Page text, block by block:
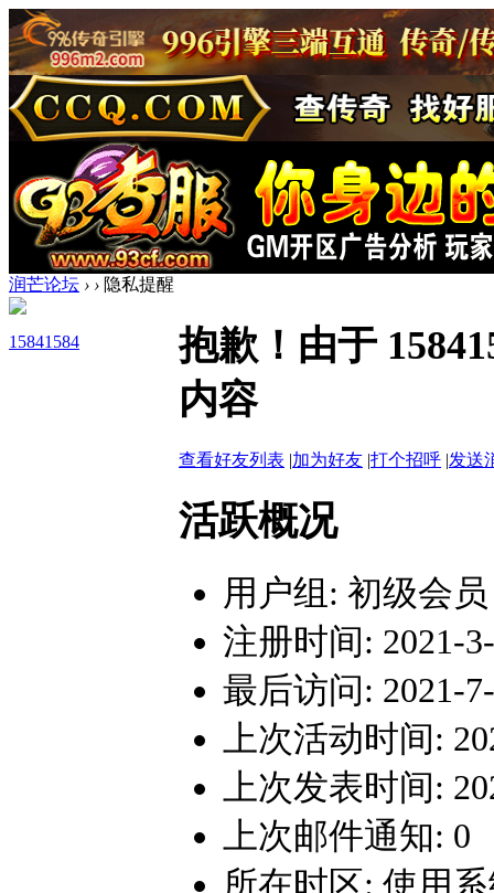
润芒论坛 › › 隐私提醒
15841584
抱歉！由于
内容
查看好友列表 |加为好友 |打个招呼 |发送
活跃概况
用户组: 初级会员
注册时间: 2021-
最后访问: 2021-
上次活动时间:
上次发表时间:
上次邮件通知: 0
所在时区: 使用